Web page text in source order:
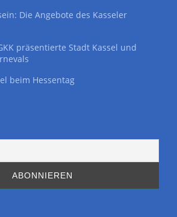
Die Angebote des Kasseler
präsentierte Stadt Kassel und
beim Hessentag